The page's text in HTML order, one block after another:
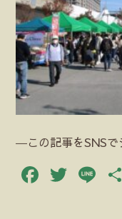
―この記事をSNS